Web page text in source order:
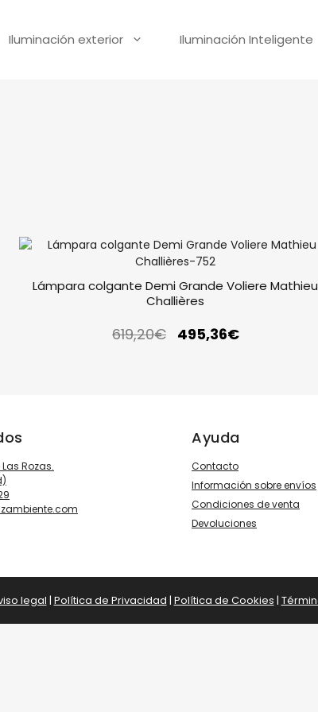
Iluminación exterior Iluminación Inteligente
Lámpara colgante Demi Grande Voliere Mathieu
Challières
619,20€ 495,36€
Rozas.
Ayuda
Contacto
Información sobre envíos
Condiciones de venta
Devoluciones
legal | Política de Privacidad | Política de Cookies |